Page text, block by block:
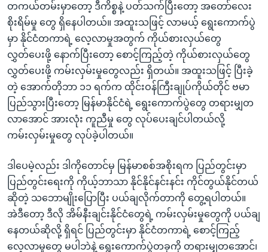
တကယ်တမ်းမှာတော့ ဒီကိစ္စနဲ့ ပတ်သက်ပြီးတော့ အတော်လေး
စိုးရိမ်မှု တွေ ရှိနေပါတယ်။ အထူးသဖြင့် လာမယ့် ရွေးကောက်ပွဲ
မှာ နိုင်ငံတကာရဲ့ လေ့လာမှုအတွက် ကိုယ်စားလှယ်တွေ
လွှတ်ပေးဖို့ နောက်ပြီးတော့ စောင့်ကြည့်တဲ့ ကိုယ်စားလှယ်တွေ
လွှတ်ပေးဖို့ ကမ်းလှမ်းမှုတွေလည်း ရှိတယ်။ အထူးသဖြင့် ပြီးခဲ့
တဲ့ အောက်တိုဘာ ၁၁ ရက်က ထိုင်းဝန်ကြီးချုပ်ကိုယ်တိုင် ဗမာ
ပြည်သွားပြီးတော့ မြန်မာနိုင်ငံရဲ့ ရွေးကောက်ပွဲတွေ တရားမျှတ
လာအောင် အားလုံး ကူညီမှု တွေ လုပ်ပေးချင်ပါတယ်လို့
ကမ်းလှမ်းမှုတွေ လုပ်ခဲ့ပါတယ်။
ဒါပေမဲ့လည်း ဒါကိုတောင်မှ မြန်မာစစ်အစိုးရက ပြည်တွင်းမှာ
ပြည်တွင်းရေးကို ကိုယ့်ဘာသာ နိုင်နိုင်နင်းနင်း ကိုင်တွယ်နိုင်တယ်
ဆိုတဲ့ သဘောမျိုးပြောပြီး ပယ်ချလိုက်တာကို တွေ့ရပါတယ်။
အဲဒီတော့ ဒီလို အိမ်နီးချင်းနိုင်ငံတွေရဲ့ ကမ်းလှမ်းမှုတွေကို ပယ်ချ
နေတယ်ဆိုလို့ ရှိရင် ပြည်တွင်းမှာ နိုင်ငံတကာရဲ့ စောင့်ကြည့်
လေ့လာမှုတွေ မပါဘဲနဲ့ ရွေးကောက်ပွဲတခုကို တရားမျှတအောင်၊